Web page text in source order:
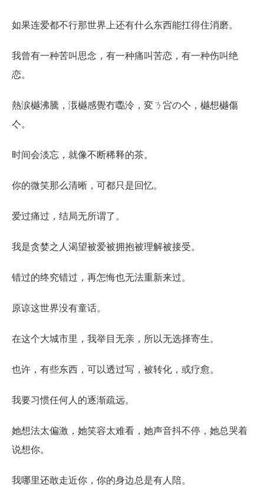
如果连爱都不行那世界上还有什么东西能扛得住消磨。
我曾有一种苦叫思念，有一种痛叫苦恋，有一种伤叫绝
恋。
熱涙樾沸騰，涐樾感覺冇嚸泠，変ㄋ吢の亽，樾想樾傷
亽。
时间会淡忘，就像不断稀释的茶。
你的微笑那么清晰，可都只是回忆。
爱过痛过，结局无所谓了。
我是贪婪之人渴望被爱被拥抱被理解被接受。
错过的终究错过，再怎悔也无法重新来过。
原谅这世界没有童话。
在这个大城市里，我举目无亲，所以无选择寄生。
也许，有些东西，可以透过写，被转化，或疗愈。
我要习惯任何人的逐渐疏远。
她想法太偏激，她笑容太难看，她声音抖不停，她总哭着
说想你。
我哪里还敢走近你，你的身边总是有人陪。